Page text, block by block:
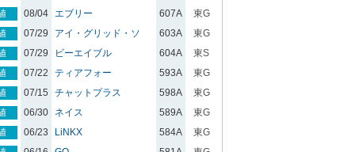
08/04 エブリー 607A
東G
07/29 アイ・グリッド・ソ 603A
東G
07/29 ビーエイブル 604A
東S
07/22 ティアフォー 593A
東G
07/15 チャットプラス 598A
東G
06/30 ネイス 589A
東G
06/23 LiNKX 584A
東G